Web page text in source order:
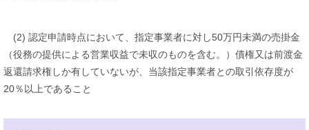
(2) 認定申請時点において、指定事業者に対し50万円未満の売掛金
（役務の提供による営業収益で未収のものを含む。）債権又は前渡金
返還請求権しか有していないが、当該指定事業者との取引依存度が
20％以上であること